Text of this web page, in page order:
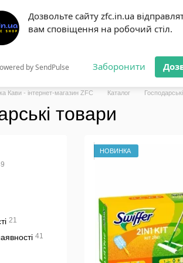
Дозвольте сайту zfc.in.ua
вам сповіщення на робочий стіл.
by SendPulse Заборонити
контенту
Оплата і доставка Обмін та повернення
Кави - інтернет-магазин ZFC Каталог
товари
НОВИНКА
21
41